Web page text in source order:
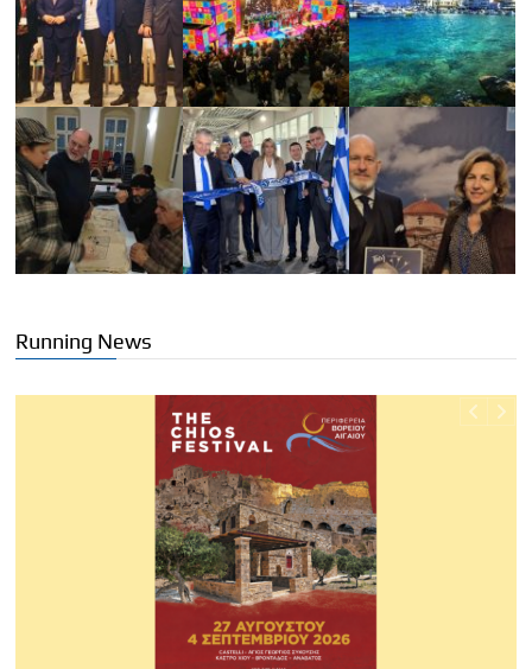
Running News